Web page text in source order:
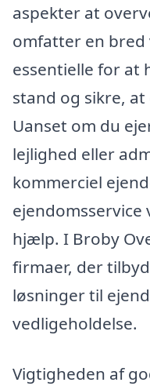
aspekter at
omfatter en bred
essentielle for at
stand og sikre,
Uanset om du
lejlighed eller
kommerciel
hjælp. I Broby
firmaer, der
løsninger til
vedligeholdelse.
Vigtigheden af